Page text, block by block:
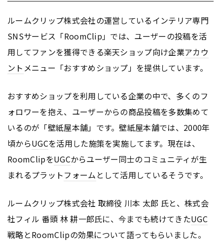
ルームクリップ株式会社の運営しているインテリア専門
SNSサービス「RoomClip」では、ユーザーの投稿を活
用してファンを獲得できる楽天ショップ向け企業アカウ
ント メニュー「おすすめショップ」を提供しています。
おすすめショップを利用している企業の中で、多くのフ
ォロワーを抱え、ユーザーからの商品投稿を多数集めて
いるのが「壁紙屋本舗」です。壁紙屋本舗では、2000年
頃からUGCを活用した施策を実施してます。現在は、
RoomClipをUGCからユーザー同士のコミュニティが生
まれるプラットフォーム として活用しているそうです。
ルームクリップ株式会社 取締役 川本 太郎 氏と、株式会
社フィル 番頭 林 耕一郎氏に、今までも続けてきたUGC
戦略とRoomClipの効果について語ってもらいました。